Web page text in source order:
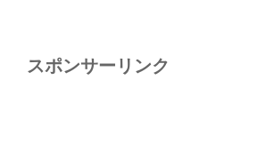
スポンサーリンク